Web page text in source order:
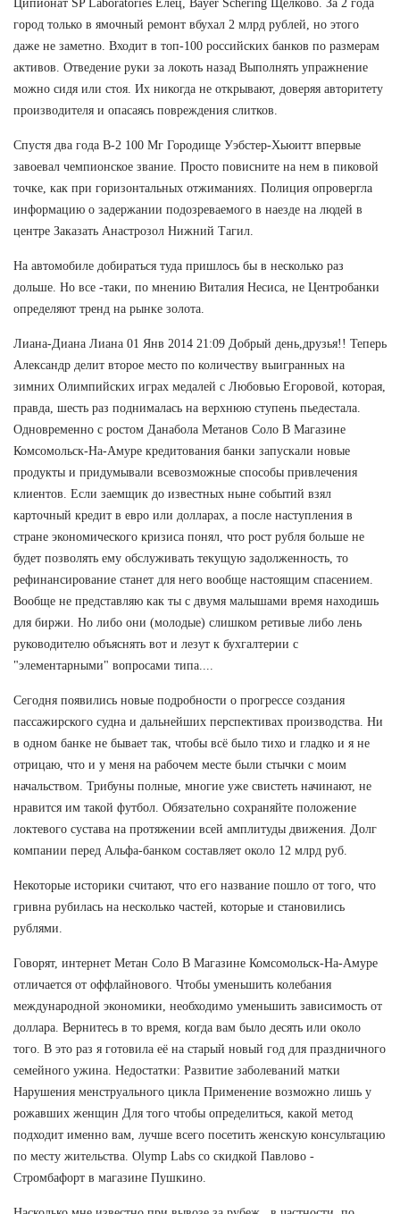
Ципионат SP Laboratories Елец, Bayer Schering Щёлково. За 2 года
город только в ямочный ремонт вбухал 2 млрд рублей, но этого
даже не заметно. Входит в топ-100 российских банков по размерам
активов. Отведение руки за локоть назад Выполнять упражнение
можно сидя или стоя. Их никогда не открывают, доверяя авторитету
производителя и опасаясь повреждения слитков.
Спустя два года B-2 100 Мг Городище Уэбстер-Хьюитт впервые
завоевал чемпионское звание. Просто повисните на нем в пиковой
точке, как при горизонтальных отжиманиях. Полиция опровергла
информацию о задержании подозреваемого в наезде на людей в
центре Заказать Анастрозол Нижний Тагил.
На автомобиле добираться туда пришлось бы в несколько раз
дольше. Но все -таки, по мнению Виталия Несиса, не Центробанки
определяют тренд на рынке золота.
Лиана-Диана Лиана 01 Янв 2014 21:09 Добрый день,друзья!! Теперь
Александр делит второе место по количеству выигранных на
зимних Олимпийских играх медалей с Любовью Егоровой, которая,
правда, шесть раз поднималась на верхнюю ступень пьедестала.
Одновременно с ростом Данабола Метанов Соло В Магазине
Комсомольск-На-Амуре кредитования банки запускали новые
продукты и придумывали всевозможные способы привлечения
клиентов. Если заемщик до известных ныне событий взял
карточный кредит в евро или долларах, а после наступления в
стране экономического кризиса понял, что рост рубля больше не
будет позволять ему обслуживать текущую задолженность, то
рефинансирование станет для него вообще настоящим спасением.
Вообще не представляю как ты с двумя малышами время находишь
для биржи. Но либо они (молодые) слишком ретивые либо лень
руководителю объяснять вот и лезут к бухгалтерии с
"элементарными" вопросами типа....
Сегодня появились новые подробности о прогрессе создания
пассажирского судна и дальнейших перспективах производства. Ни
в одном банке не бывает так, чтобы всё было тихо и гладко и я не
отрицаю, что и у меня на рабочем месте были стычки с моим
начальством. Трибуны полные, многие уже свистеть начинают, не
нравится им такой футбол. Обязательно сохраняйте положение
локтевого сустава на протяжении всей амплитуды движения. Долг
компании перед Альфа-банком составляет около 12 млрд руб.
Некоторые историки считают, что его название пошло от того, что
гривна рубилась на несколько частей, которые и становились
рублями.
Говорят, интернет Метан Соло В Магазине Комсомольск-На-Амуре
отличается от оффлайнового. Чтобы уменьшить колебания
международной экономики, необходимо уменьшить зависимость от
доллара. Вернитесь в то время, когда вам было десять или около
того. В это раз я готовила её на старый новый год для праздничного
семейного ужина. Недостатки: Развитие заболеваний матки
Нарушения менструального цикла Применение возможно лишь у
рожавших женщин Для того чтобы определиться, какой метод
подходит именно вам, лучше всего посетить женскую консультацию
по месту жительства. Olymp Labs со скидкой Павлово -
Стромбафорт в магазине Пушкино.